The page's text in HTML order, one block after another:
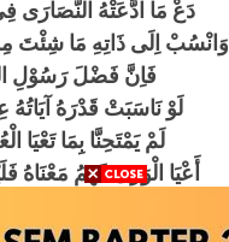
دَعْ مَا ادَّعَتْهُ النَّصَارَى
وَانْسُبْ اِلَى ذَاتِهِ مَا
فَاِنَّ فَضْلَ رَسُوْلِ
لَوْ نَاسَبَتْ قَدْرَهُ
لَمْ يَمْتَحِنَّا بِمَا
أَعْيَا الْوَرَى فَهْمُ